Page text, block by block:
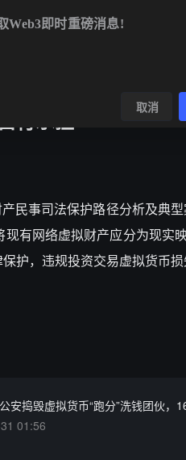
行承担
民事司法保护路径分析及典
有网络虚拟财产应分为现实
护，违规投资交易虚拟货币损
安捣毁虚拟货币“跑分”洗钱团伙，
01:56
Web3即时重磅消息!
取消